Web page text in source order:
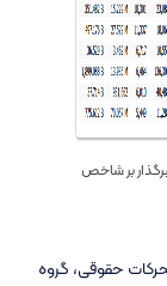
بر شاخص
حقوقی، گروه